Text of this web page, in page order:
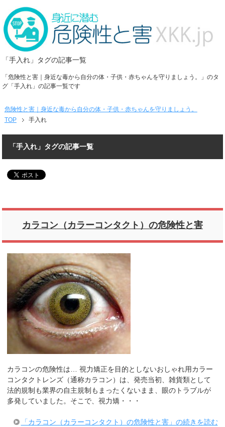
「手入れ」タグの記事一覧
「危険性と害｜身近な毒から自分の体・子供・赤ちゃんを守りましょう。」のタ
グ「手入れ」の記事一覧です
危険性と害｜身近な毒から自分の体・子供・赤ちゃんを守りましょう。
TOP
手入れ
「手入れ」タグの記事一覧
カラコン（カラーコンタクト）の危険性と害
カラコンの危険性は… 視力矯正を目的としないおしゃれ用カラー
コンタクトレンズ（通称カラコン）は、発売当初、雑貨類として
法的規制も業界の自主規制もまったくないまま、眼のトラブルが
多発していました。そこで、視力矯・・・
「カラコン（カラーコンタクト）の危険性と害」の続きを読む